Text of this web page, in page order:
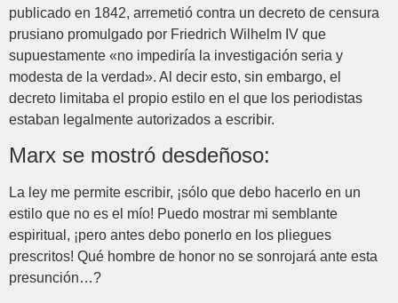
publicado en 1842, arremetió contra un decreto de censura
prusiano promulgado por Friedrich Wilhelm IV que
supuestamente «no impediría la investigación seria y
modesta de la verdad». Al decir esto, sin embargo, el
decreto limitaba el propio estilo en el que los periodistas
estaban legalmente autorizados a escribir.
Marx se mostró desdeñoso:
La ley me permite escribir, ¡sólo que debo hacerlo en un
estilo que no es el mío! Puedo mostrar mi semblante
espiritual, ¡pero antes debo ponerlo en los pliegues
prescritos! Qué hombre de honor no se sonrojará ante esta
presunción…?